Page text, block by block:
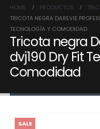
HOME PRODUCTOS
TRICOTA NEGRA DAREVIE
TECNOLOGÍA Y COMODIDAD
Tricota negra
dvj190 Dry Fit
Comodidad
SALE